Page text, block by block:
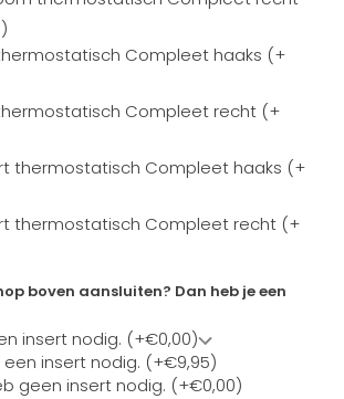
Compleet haaks (+
Compleet recht (+
thermostatisch Compleet haaks (+
thermostatisch Compleet recht (+
boven aansluiten? Dan heb je een
insert nodig. (+€0,00)
een insert nodig. (+€9,95)
geen insert nodig. (+€0,00)